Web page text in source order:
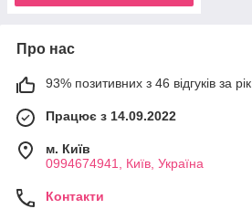
Про нас
93% позитивних з 46 відгуків за рік
Працює з 14.09.2022
м. Київ
0994674941, Київ, Україна
Контакти